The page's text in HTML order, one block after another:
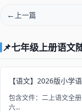
上一篇
📌七年级上册语文
【语文】2026版小学
包含文件：二上语文全
六...